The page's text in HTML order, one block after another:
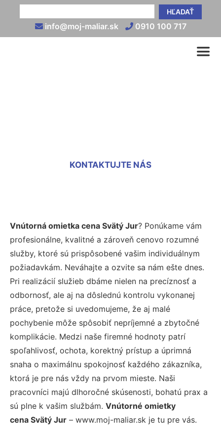
HĽADAŤ
info@moj-maliar.sk 0910 100 717
KONTAKTUJTE NÁS
Vnútorná omietka cena Svätý Jur? Ponúkame vám
profesionálne, kvalitné a zároveň cenovo rozumné
služby, ktoré sú prispôsobené vašim individuálnym
požiadavkám. Neváhajte a ozvite sa nám ešte dnes.
Pri realizácií služieb dbáme nielen na precíznosť a
odbornosť, ale aj na dôslednú kontrolu vykonanej
práce, pretože si uvedomujeme, že aj malé
pochybenie môže spôsobiť nepríjemné a zbytočné
komplikácie. Medzi naše firemné hodnoty patrí
spoľahlivosť, ochota, korektný prístup a úprimná
snaha o maximálnu spokojnosť každého zákazníka,
ktorá je pre nás vždy na prvom mieste. Naši
pracovníci majú dlhoročné skúsenosti, bohatú prax a
sú plne k vašim službám. Vnútorné omietky
cena Svätý Jur – www.moj-maliar.sk je tu pre vás.